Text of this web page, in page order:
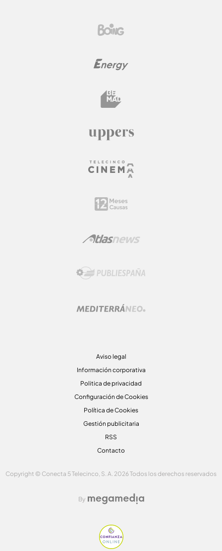
Aviso legal
Información corporativa
Politica de privacidad
Configuración de Cookies
Política de Cookies
Gestión publicitaria
RSS
Contacto
Copyright © Conecta 5 Telecinco, S. A. 2026 Todos los derechos reservados
By